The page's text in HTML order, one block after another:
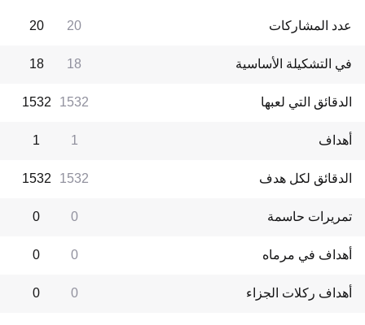
عدد المشاركات 20
20
في التشكيلة الأساسية 18
18
الدقائق التي لعبها 1532
1532
أهداف 1
1
الدقائق لكل هدف 1532
1532
تمريرات حاسمة 0
0
أهداف في مرماه 0
0
أهداف ركلات الجزاء 0
0